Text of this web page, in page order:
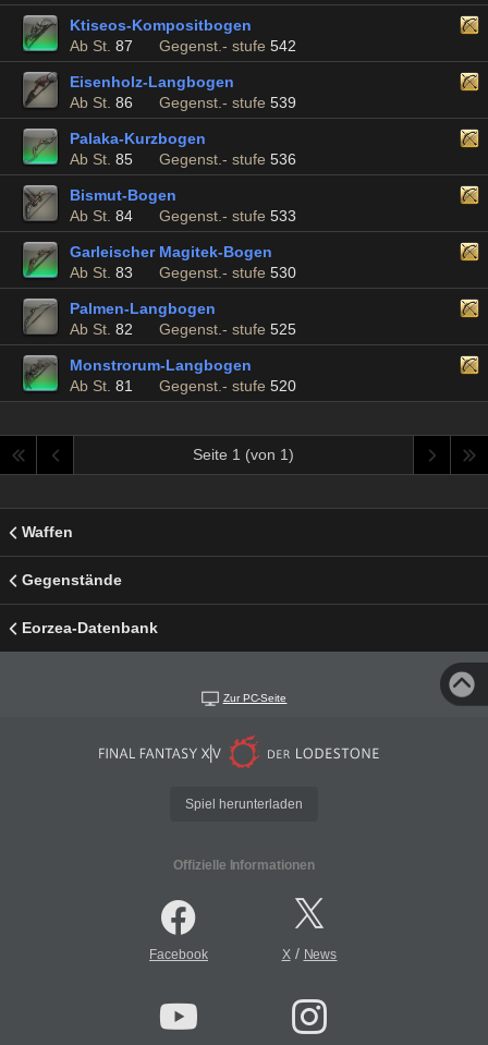
Ktiseos-Kompositbogen
Ab St. 87 Gegenst.- stufe 542
Eisenholz-Langbogen
Ab St. 86 Gegenst.- stufe 539
Palaka-Kurzbogen
Ab St. 85 Gegenst.- stufe 536
Bismut-Bogen
Ab St. 84 Gegenst.- stufe 533
Garleischer Magitek-Bogen
Ab St. 83 Gegenst.- stufe 530
Palmen-Langbogen
Ab St. 82 Gegenst.- stufe 525
Monstrorum-Langbogen
Ab St. 81 Gegenst.- stufe 520
Seite 1 (von 1)
Waffen
Gegenstände
Eorzea-Datenbank
Zur PC-Seite
Spiel herunterladen
Offizielle Informationen
Facebook X/ News